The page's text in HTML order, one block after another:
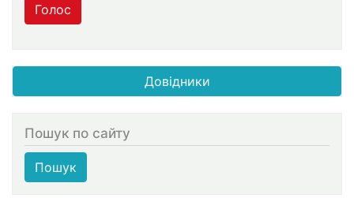
Голос
Довідники
Пошук по сайту
Пошук